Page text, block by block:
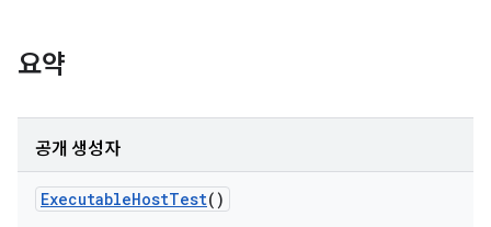
요약
공개 생성자
ExecutableHostTest()